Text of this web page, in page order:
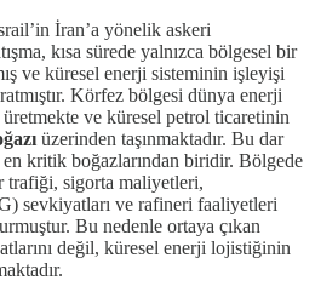
İran’a yönelik askeri
kısa sürede yalnızca bölgesel bir
ve küresel enerji sisteminin işleyişi
Körfez bölgesi dünya enerji
ve küresel petrol ticaretinin
üzerinden taşınmaktadır. Bu dar
kritik boğazlarından biridir. Bölgede
trafiği, sigorta maliyetleri,
sevkiyatları ve rafineri faaliyetleri
Bu nedenle ortaya çıkan
değil, küresel enerji lojistiğinin